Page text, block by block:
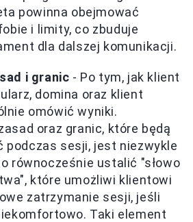
powinna obejmować
i limity, co zbuduje
dla dalszej komunikacji.
i granic - Po tym, jak klient
domina oraz klient
omówić wyniki.
oraz granic, które będą
podczas sesji, jest niezwykle
równocześnie ustalić "słowo
które umożliwi klientowi
zatrzymanie sesji, jeśli
Taki element